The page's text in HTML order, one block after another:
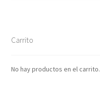
Carrito
No hay productos en el carrito.